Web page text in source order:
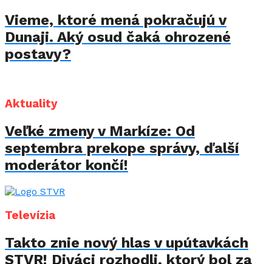
Vieme, ktoré mená pokračujú v
Dunaji. Aký osud čaká ohrozené
postavy?
Aktuality
Veľké zmeny v Markíze: Od
septembra prekope správy, ďalší
moderátor končí!
Televízia
Takto znie nový hlas v upútavkách
STVR! Diváci rozhodli, ktorý bol za